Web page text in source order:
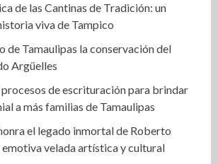
de las Cantinas de Tradición: un
viva de Tampico
de Tamaulipas la conservación del
Argüelles
de escrituración para brindar
a más familias de Tamaulipas
el legado inmortal de Roberto
emotiva velada artística y cultural